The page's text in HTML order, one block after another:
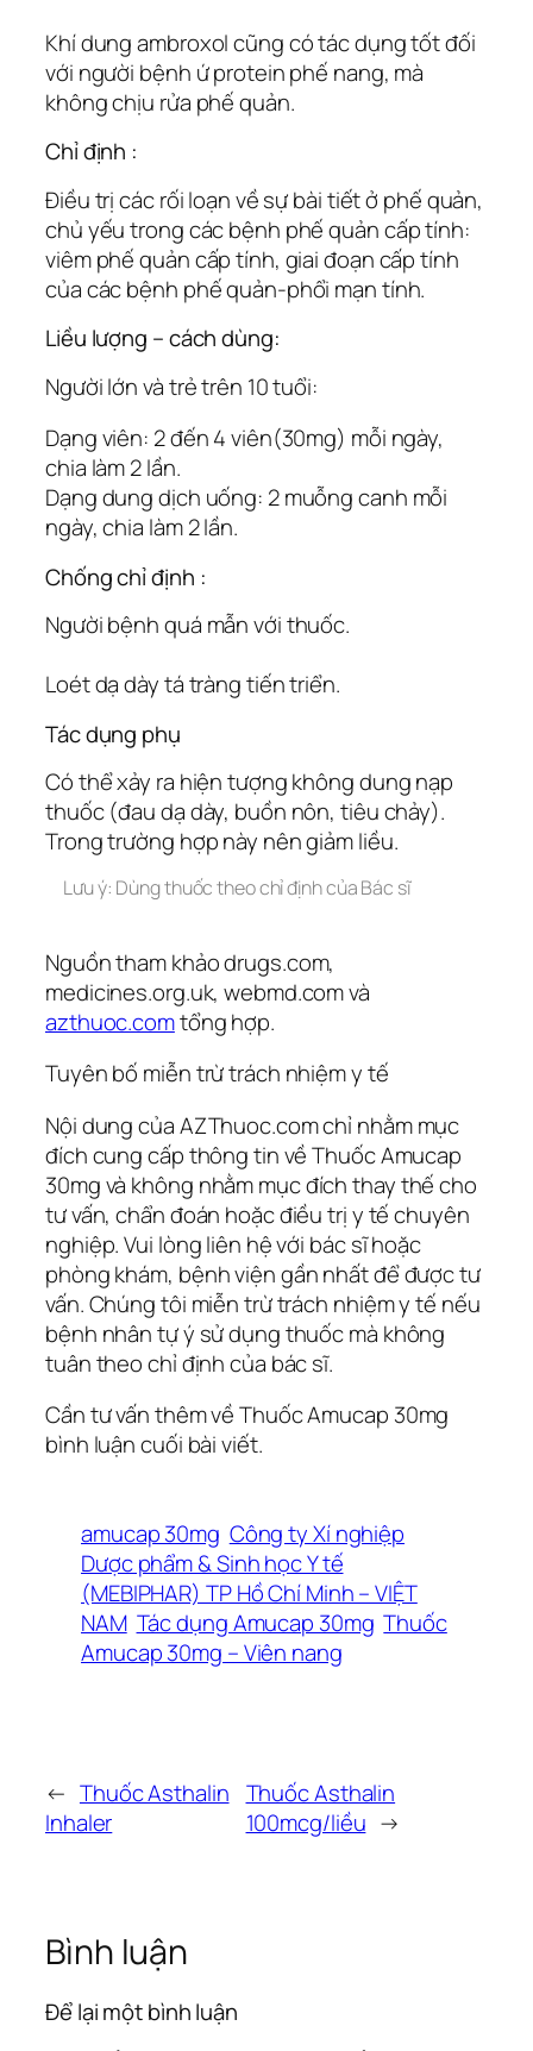
Khí dung ambroxol cũng có tác dụng tốt đối
với người bệnh ứ protein phế nang, mà
không chịu rửa phế quản.
Chỉ định :
Ðiều trị các rối loạn về sự bài tiết ở phế quản,
chủ yếu trong các bệnh phế quản cấp tính:
viêm phế quản cấp tính, giai đoạn cấp tính
của các bệnh phế quản-phổi mạn tính.
Liều lượng – cách dùng:
Người lớn và trẻ trên 10 tuổi:
Dạng viên: 2 đến 4 viên(30mg) mỗi ngày,
chia làm 2 lần.
Dạng dung dịch uống: 2 muỗng canh mỗi
ngày, chia làm 2 lần.
Chống chỉ định :
Người bệnh quá mẫn với thuốc.
Loét dạ dày tá tràng tiến triển.
Tác dụng phụ
Có thể xảy ra hiện tượng không dung nạp
thuốc (đau dạ dày, buồn nôn, tiêu chảy).
Trong trường hợp này nên giảm liều.
Lưu ý: Dùng thuốc theo chỉ định của Bác sĩ
Nguồn tham khảo drugs.com,
medicines.org.uk, webmd.com và
azthuoc.comtổng hợp.
Tuyên bố miễn trừ trách nhiệm y tế
Nội dung của AZThuoc.com chỉ nhằm mục
đích cung cấp thông tin về Thuốc Amucap
30mg và không nhằm mục đích thay thế cho
tư vấn, chẩn đoán hoặc điều trị y tế chuyên
nghiệp. Vui lòng liên hệ với bác sĩ hoặc
phòng khám, bệnh viện gần nhất để được tư
vấn. Chúng tôi miễn trừ trách nhiệm y tế nếu
bệnh nhân tự ý sử dụng thuốc mà không
tuân theo chỉ định của bác sĩ.
Cần tư vấn thêm về Thuốc Amucap 30mg
bình luận cuối bài viết.
amucap 30mg Công ty Xí nghiệp
Dược phẩm & Sinh học Y tế
(MEBIPHAR) TP Hồ Chí Minh – VIỆT
NAM Tác dụng Amucap 30mg Thuốc
Amucap 30mg – Viên nang
← Thuốc Asthalin
Inhaler
Thuốc Asthalin
100mcg/liều →
Bình luận
Để lại một bình luận